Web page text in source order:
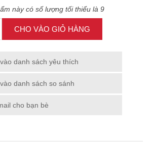
này có số lượng tối thiểu là 9